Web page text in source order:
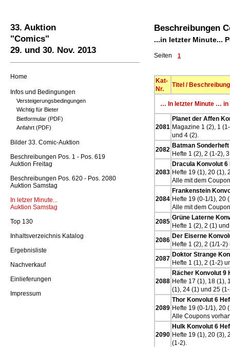
33. Auktion
"Comics"
29. und 30. Nov. 2013
Home
Infos und Bedingungen
Versteigerungsbedingungen
Wichtig für Bieter
Bietformular (PDF)
Anfahrt (PDF)
Bilder 33. Comic-Auktion
Beschreibungen Pos. 1 - Pos. 619
Auktion Freitag
Beschreibungen Pos. 620 - Pos. 2080
Auktion Samstag
In letzer Minute...
Auktion Samstag
Top 130
Inhaltsverzeichnis Katalog
Ergebnisliste
Nachverkauf
Einlieferungen
Impressum
Beschreibungen
...in letzter Minute...
Seiten 1
Kat-
Nr.
Titel / Beschreibung
… In letzter Minute …
2081
Planet der Affen
Magazine 1 (2), 1
und 4 (2).
2082
Batman
Hefte 1 (2), 2 (1-2),
2083
Dracula Konvolut 6
Hefte 19 (1), 20 (1),
Alle mit dem
2084
Frankenstein
Hefte 19 (0-1/1), 20
Alle mit dem
2085
Grüne Laterne
Hefte 1 (2), 2 (1)
2086
Der Eiserne
Hefte 1 (2), 2 (1/1-
2087
Doktor Strange
Hefte 1 (1), 2 (1-2)
2088
Rächer Konvolut 9
Hefte 17 (1), 18 (1),
(1), 24 (1) und 25
2089
Thor Konvolut 6
Hefte 19 (0-1/1), 20
Alle Coupons
2090
Hulk Konvolut 6
Hefte 19 (1), 20 (3),
(1-2).